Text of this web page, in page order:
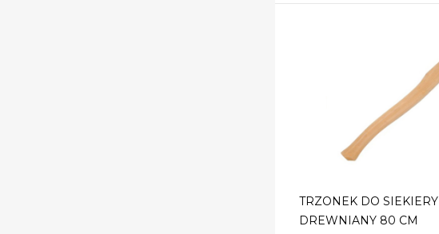
TRZONEK DO SIEKIERY
DREWNIANY 80 CM